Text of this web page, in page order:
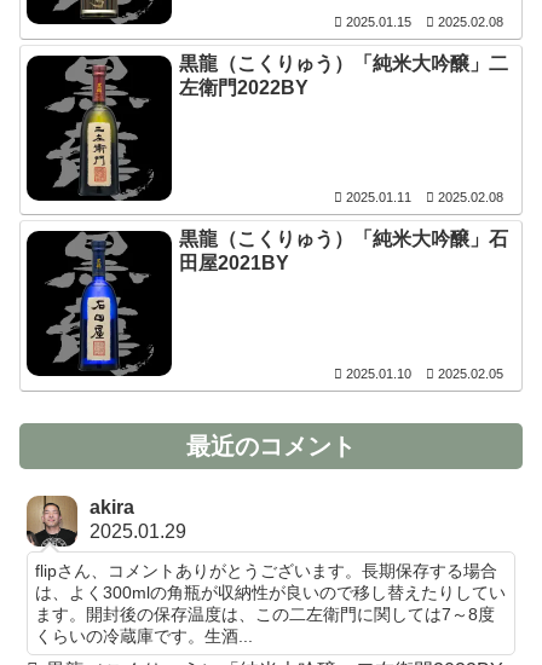
2025.01.15 2025.02.08
黒龍（こくりゅう）「純米大吟醸」二
左衛門2022BY
2025.01.11 2025.02.08
黒龍（こくりゅう）「純米大吟醸」石
田屋2021BY
2025.01.10 2025.02.05
最近のコメント
akira
2025.01.29
flipさん、コメントありがとうございます。長期保存する場合
は、よく300mlの角瓶が収納性が良いので移し替えたりしてい
ます。開封後の保存温度は、この二左衛門に関しては7～8度
くらいの冷蔵庫です。生酒...